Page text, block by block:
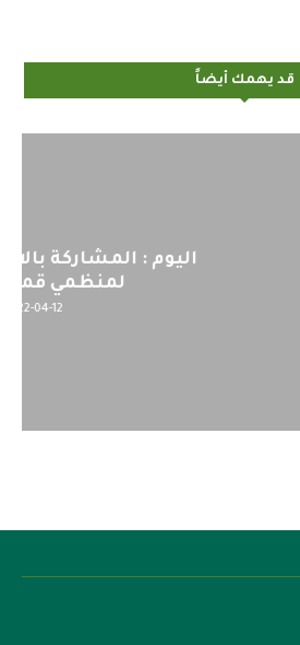
قد يهمك أيضاً
بالاجتماع التحضيري
قمة اسيا...